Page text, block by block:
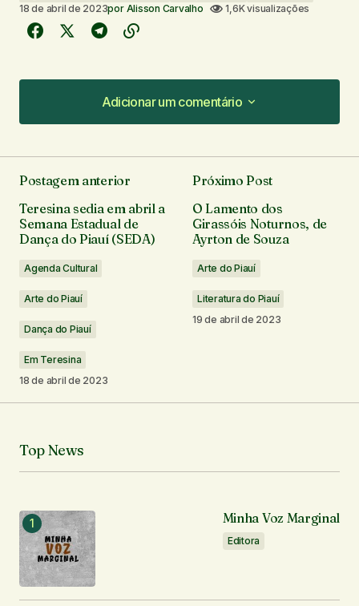
18 de abril de 2023por Alisson Carvalho 1,6K visualizações
Adicionar um comentário
Adicionar um comentário
O seu endereço de e-mail não será publicado.
Campos obrigatórios são marcados com
Seu nome
Seu e-mail*
Notifique-me sobre novos comentários por e-mail.
Enviar comentário
Postagem anterior
Teresina sedia em abril a
Semana Estadual de
Dança do Piauí (SEDA)
Agenda Cultural
Arte do Piauí
Dança do Piauí
Em Teresina
18 de abril de 2023
Próximo Post
O Lamento dos
Girassóis Noturnos, de
Ayrton de Souza
Arte do Piauí
Literatura do Piauí
19 de abril de 2023
Top News
Minha Voz Marginal
Editora